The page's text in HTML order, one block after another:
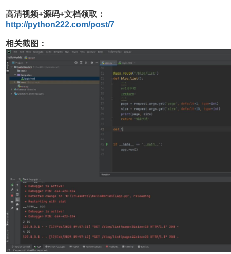
高清视频+源码+文档领取：
http://python222.com/post/7
相关截图：